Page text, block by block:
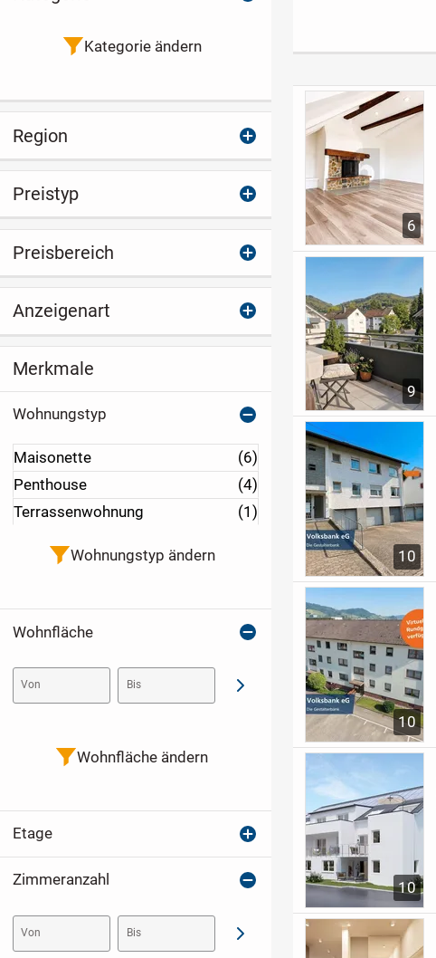
6
9
10
10
10
Kategorie ändern
Region
Preistyp
Preisbereich
Anzeigenart
Merkmale
Wohnungstyp
Maisonette
(6)
Penthouse
(4)
Terrassenwohnung
(1)
Wohnungstyp ändern
Wohnfläche
Von Bis Abschicken
Wohnfläche ändern
Etage
Zimmeranzahl
Von Bis Abschicken